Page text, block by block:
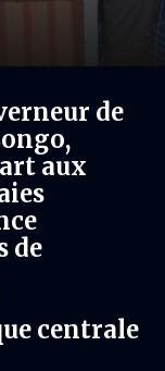
de
aux
de
centrale